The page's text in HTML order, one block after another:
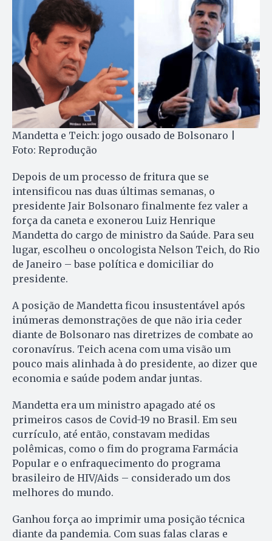
Mandetta e Teich: jogo ousado de Bolsonaro |
Foto: Reprodução
Depois de um processo de fritura que se
intensificou nas duas últimas semanas, o
presidente Jair Bolsonaro finalmente fez valer a
força da caneta e exonerou Luiz Henrique
Mandetta do cargo de ministro da Saúde. Para seu
lugar, escolheu o oncologista Nelson Teich, do Rio
de Janeiro – base política e domiciliar do
presidente.
A posição de Mandetta ficou insustentável após
inúmeras demonstrações de que não iria ceder
diante de Bolsonaro nas diretrizes de combate ao
coronavírus. Teich acena com uma visão um
pouco mais alinhada à do presidente, ao dizer que
economia e saúde podem andar juntas.
Mandetta era um ministro apagado até os
primeiros casos de Covid-19 no Brasil. Em seu
currículo, até então, constavam medidas
polêmicas, como o fim do programa Farmácia
Popular e o enfraquecimento do programa
brasileiro de HIV/Aids – considerado um dos
melhores do mundo.
Ganhou força ao imprimir uma posição técnica
diante da pandemia. Com suas falas claras e